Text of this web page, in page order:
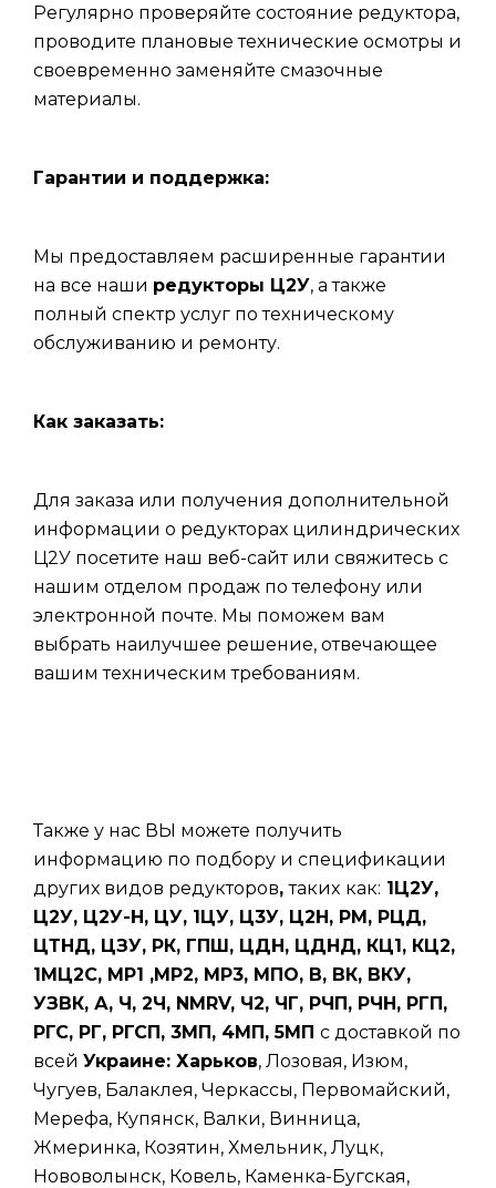
Регулярно проверяйте состояние редуктора,
проводите плановые технические осмотры и
своевременно заменяйте смазочные
материалы.
Гарантии и поддержка:
Мы предоставляем расширенные гарантии
на все наши редукторы Ц2У, а также
полный спектр услуг по техническому
обслуживанию и ремонту.
Как заказать:
Для заказа или получения дополнительной
информации о редукторах цилиндрических
Ц2У посетите наш веб-сайт или свяжитесь с
нашим отделом продаж по телефону или
электронной почте. Мы поможем вам
выбрать наилучшее решение, отвечающее
вашим техническим требованиям.
Также у нас ВЫ можете получить
информацию по подбору и спецификации
других видов редукторов,таких как: 1Ц2У,
Ц2У, Ц2У-Н, ЦУ, 1ЦУ, Ц3У, Ц2Н, РМ, РЦД,
ЦТНД, ЦЗУ, РК, ГПШ, ЦДН, ЦДНД, КЦ1, КЦ2,
1МЦ2С, МР1 ,МР2, МР3, МПО, В, ВК, ВКУ,
УЗВК, А, Ч, 2Ч, NMRV, Ч2, ЧГ, РЧП, РЧН, РГП,
РГС, РГ, РГСП, 3МП, 4МП, 5МП с доставкой по
всей Украине: Харьков, Лозовая, Изюм,
Чугуев, Балаклея, Черкассы, Первомайский,
Мерефа, Купянск, Валки, Винница,
Жмеринка, Козятин, Хмельник, Луцк,
Нововолынск, Ковель, Каменка-Бугская,